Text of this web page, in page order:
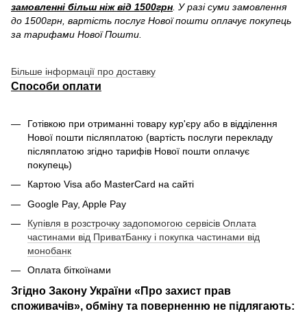
замовленні більш ніж від 1500грн . У разі суми замовлення
до 1500грн, вартість послуг Нової пошти оплачує покупець
за тарифами Нової Пошти.
Більше інформації про доставку
Способи оплати
Готівкою при отриманні товару кур'єру або в відділення
Нової пошти післяплатою (вартість послуги перекладу
післяплатою згідно тарифів Нової пошти оплачує
покупець)
Картою Visa або MasterCard на сайті
Google Pay, Apple Pay
Купівля в розстрочку задопомогою сервісів Оплата
частинами від ПриватБанку і покупка частинами від
монобанк
Оплата біткоїнами
Згідно Закону України «Про захист прав
споживачів», обміну та поверненню не підлягають: